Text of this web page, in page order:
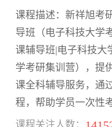
课程描述：新祥旭考
导班（电子科技大学
课辅导班|电子科技大
学考研集训营），提
课全科辅导服务，通
程，帮助学员一次性
课程关注人数：